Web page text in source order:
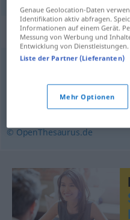
Synonyme
,Rauschgift,
© OpenThesaurus.de
Genaue Geolocation-Daten
Identifikation aktiv abfragen.
Informationen auf einem Gerät.
Messung von Werbung und
Entwicklung von Dienstleistungen.
Liste der Partner (Lieferanten)
Mehr Optionen